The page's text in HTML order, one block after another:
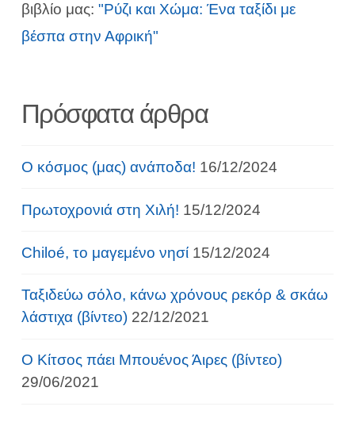
βιβλίο μας: "Ρύζι και Χώμα: Ένα ταξίδι με
βέσπα στην Αφρική"
Πρόσφατα άρθρα
Ο κόσμος (μας) ανάποδα! 16/12/2024
Πρωτοχρονιά στη Χιλή! 15/12/2024
Chiloé, το μαγεμένο νησί 15/12/2024
Ταξιδεύω σόλο, κάνω χρόνους ρεκόρ & σκάω
λάστιχα (βίντεο) 22/12/2021
Ο Κίτσος πάει Μπουένος Άιρες (βίντεο)
29/06/2021